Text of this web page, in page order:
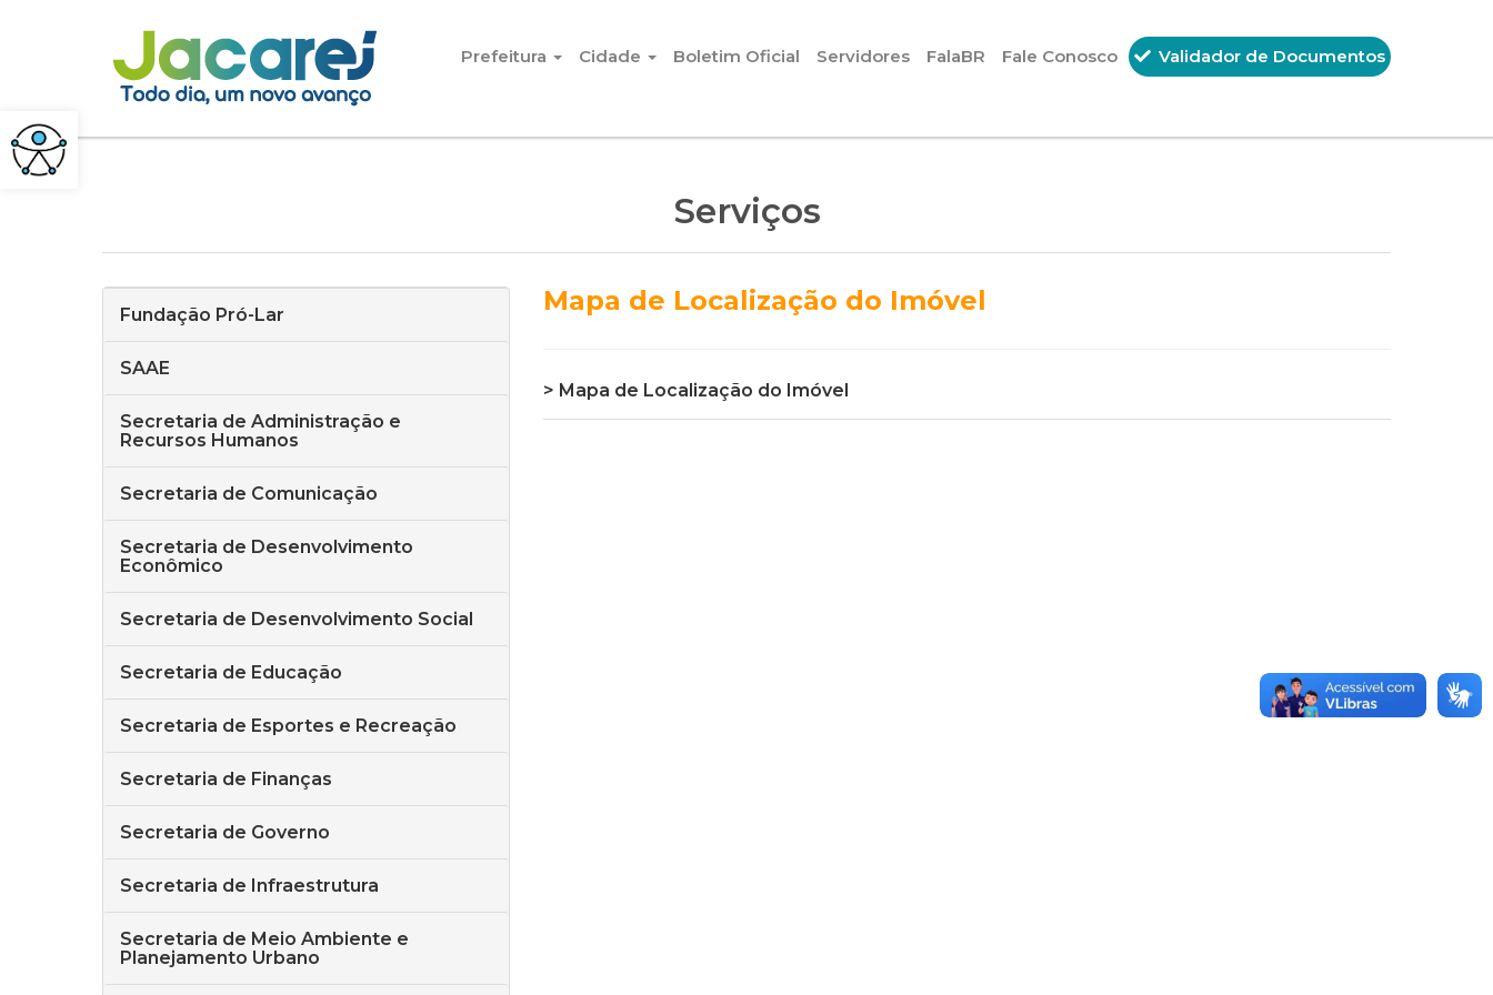
Pular para o conteúdo
Prefeitura
Cidade Boletim Oficial Servidores FalaBR Fale Conosco Validador de Documentos
Serviços
Fundação Pró-Lar
SAAE
Secretaria de Administração e
Recursos Humanos
Secretaria de Comunicação
Secretaria de Desenvolvimento
Econômico
Secretaria de Desenvolvimento Social
Secretaria de Educação
Secretaria de Esportes e Recreação
Secretaria de Finanças
Secretaria de Governo
Secretaria de Infraestrutura
Secretaria de Meio Ambiente e
Planejamento Urbano
Mapa de Localização do Imóvel
> Mapa de Localização do Imóvel